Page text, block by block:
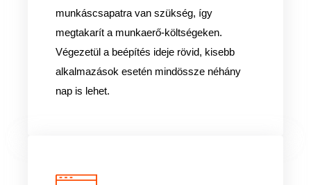
munkáscsapatra van szükség, így
megtakarít a munkaerő-költségeken.
Végezetül a beépítés ideje rövid, kisebb
alkalmazások esetén mindössze néhány
nap is lehet.